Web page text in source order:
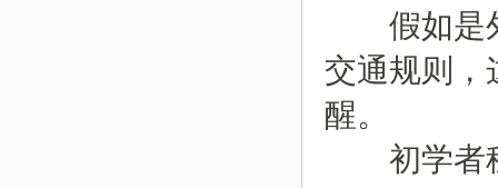
假如是外
交通规则，
醒。
初学者租